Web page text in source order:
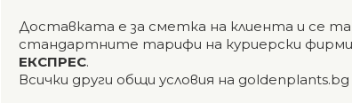
Доставката е за сметка на клиента и се
стандартните тарифи на куриерски фирми
ЕКСПРЕС.
Всички други общи условия на goldenplants.bg